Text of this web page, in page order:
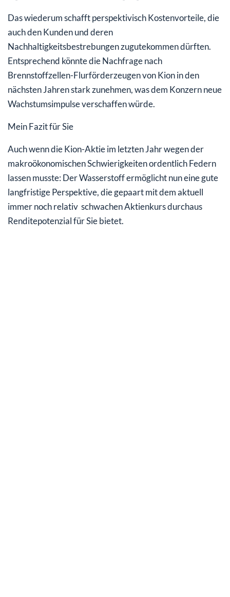
Das wiederum schafft perspektivisch Kostenvorteile, die
auch den Kunden und deren
Nachhaltigkeitsbestrebungen zugutekommen dürften.
Entsprechend könnte die Nachfrage nach
Brennstoffzellen-Flurförderzeugen von Kion in den
nächsten Jahren stark zunehmen, was dem Konzern neue
Wachstumsimpulse verschaffen würde.
Mein Fazit für Sie
Auch wenn die Kion-Aktie im letzten Jahr wegen der
makroökonomischen Schwierigkeiten ordentlich Federn
lassen musste: Der Wasserstoff ermöglicht nun eine gute
langfristige Perspektive, die gepaart mit dem aktuell
immer noch relativ schwachen Aktienkurs durchaus
Renditepotenzial für Sie bietet.